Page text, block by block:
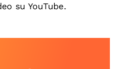
su YouTube.